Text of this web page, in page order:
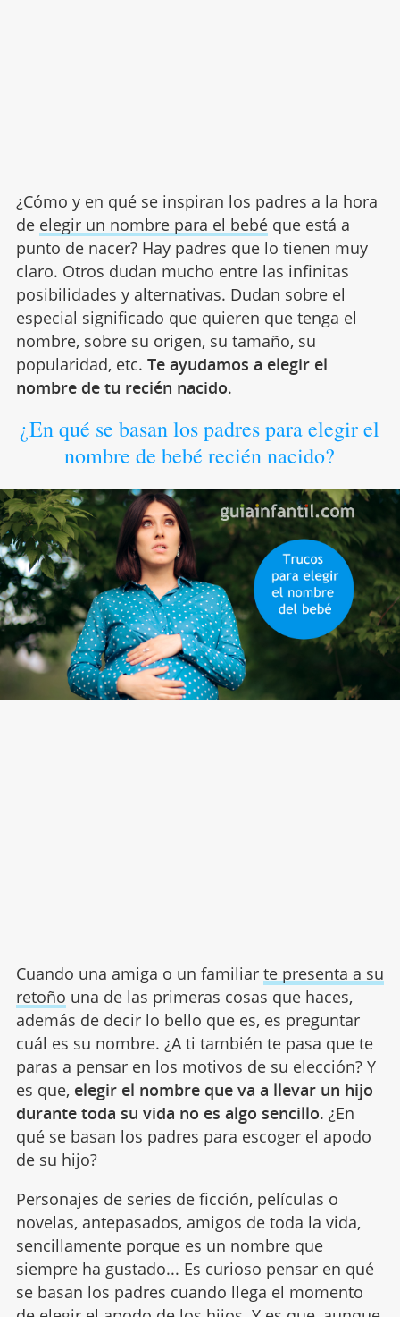
¿Cómo y en qué se inspiran los padres a la hora
de elegir un nombre para el bebéque está a
punto de nacer? Hay padres que lo tienen muy
claro. Otros dudan mucho entre las infinitas
posibilidades y alternativas. Dudan sobre el
especial significado que quieren que tenga el
nombre, sobre su origen, su tamaño, su
popularidad, etc. Te ayudamos a elegir el
nombre de tu recién nacido.
¿En qué se basan los padres para elegir el
nombre de bebé recién nacido?
Cuando una amiga o un familiar te presenta a su
retoño una de las primeras cosas que haces,
además de decir lo bello que es, es preguntar
cuál es su nombre. ¿A ti también te pasa que te
paras a pensar en los motivos de su elección? Y
es que, elegir el nombre que va a llevar un hijo
durante toda su vida no es algo sencillo. ¿En
qué se basan los padres para escoger el apodo
de su hijo?
Personajes de series de ficción, películas o
novelas, antepasados, amigos de toda la vida,
sencillamente porque es un nombre que
siempre ha gustado... Es curioso pensar en qué
se basan los padres cuando llega el momento